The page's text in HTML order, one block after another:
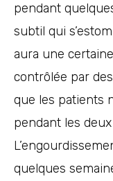
pendant
subtil qui
aura une
contrôlée par
que les patients
pendant les
quelques